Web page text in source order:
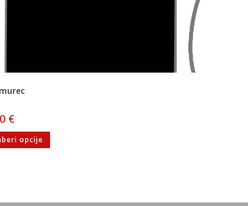
€
opcije